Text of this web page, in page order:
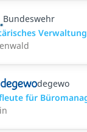
Bundeswehr
degewo
für